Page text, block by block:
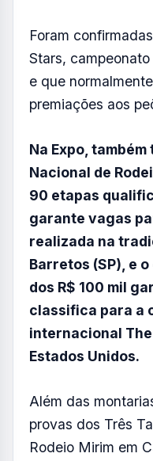
Foram
Stars,
e que
premiações aos
Na Expo,
Nacional de
90 etapas
garante vagas
realizada na
Barretos (SP), e
dos R$ 100 mil
classifica para a
internacional
Estados Unidos.
Além das
provas dos Três
Rodeio Mirim em